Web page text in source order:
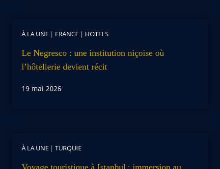
À LA UNE | FRANCE | HOTELS
Le Negresco : une institution niçoise où
l’hôtellerie devient récit
19 mai 2026
À LA UNE | TURQUIE
Voyage touristique à Istanbul : immersion au